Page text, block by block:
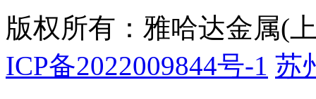
版权所有：雅哈达金属(
ICP备2022009844号-1 苏